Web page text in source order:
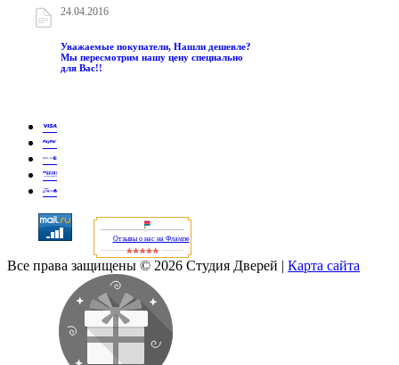
24.04.2016
Уважаемые покупатели, Нашли дешевле?
Мы пересмотрим нашу цену специально
для Вас!!
Отзывы о нас на Флампе
Все права защищены © 2026 Студия Дверей | Карта сайта